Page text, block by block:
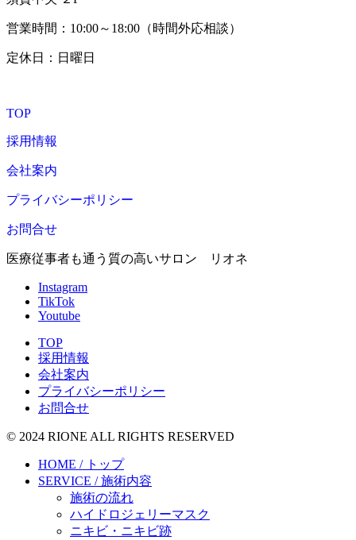
営業時間：10:00～18:00（時間外応相談）
定休日：日曜日
TOP
採用情報
会社案内
プライバシーポリシー
お問合せ
医療従事者も通う質の高いサロン リオネ
Instagram
TikTok
Youtube
TOP
採用情報
会社案内
プライバシーポリシー
お問合せ
© 2024 RIONE ALL RIGHTS RESERVED
HOME / トップ
SERVICE / 施術内容
施術の流れ
ハイドロジェリーマスク
ニキビ・ニキビ跡